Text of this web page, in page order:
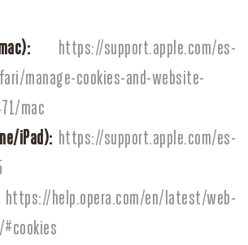
https://support.apple.com/es-
manage-cookies-and-website-
mac
iPad): https://support.apple.com/es-
https://help.opera.com/en/latest/web-